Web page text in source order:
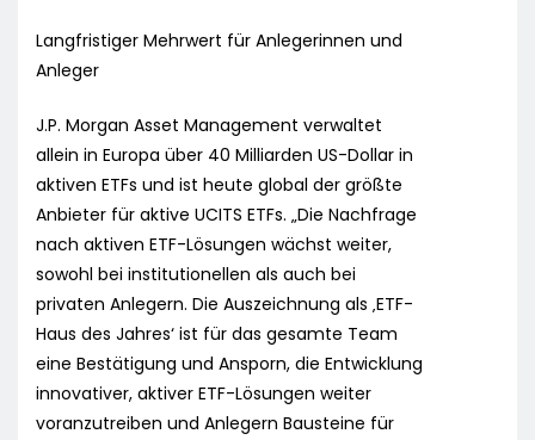
Langfristiger Mehrwert für Anlegerinnen und
Anleger
J.P. Morgan Asset Management verwaltet
allein in Europa über 40 Milliarden US-Dollar in
aktiven ETFs und ist heute global der größte
Anbieter für aktive UCITS ETFs. „Die Nachfrage
nach aktiven ETF-Lösungen wächst weiter,
sowohl bei institutionellen als auch bei
privaten Anlegern. Die Auszeichnung als ‚ETF-
Haus des Jahres‘ ist für das gesamte Team
eine Bestätigung und Ansporn, die Entwicklung
innovativer, aktiver ETF-Lösungen weiter
voranzutreiben und Anlegern Bausteine für